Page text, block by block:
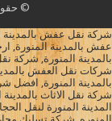
© حقوق الملكية
شركة نقل عفش بالمدينة
عفش بالمدينة المنورة,
بالمدينة المنورة, شركة
شركات نقل العفش
بالمدينة المنورة, افضل
شركة نقل الاثاث
المدينة المنورة لنقل